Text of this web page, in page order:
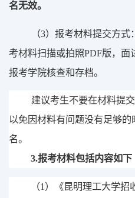
名无效。
（3） 报考材料提交方式
考材料扫描或拍照PDF版，面
报考学院核查和存档。
建议考生不要在材料提
以免因材料有问题没有足够
名。
3.报考材料包括内容如下
（1 ） 《昆明理工大学